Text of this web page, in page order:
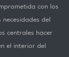
con los
del
centrales hacer
el interior del